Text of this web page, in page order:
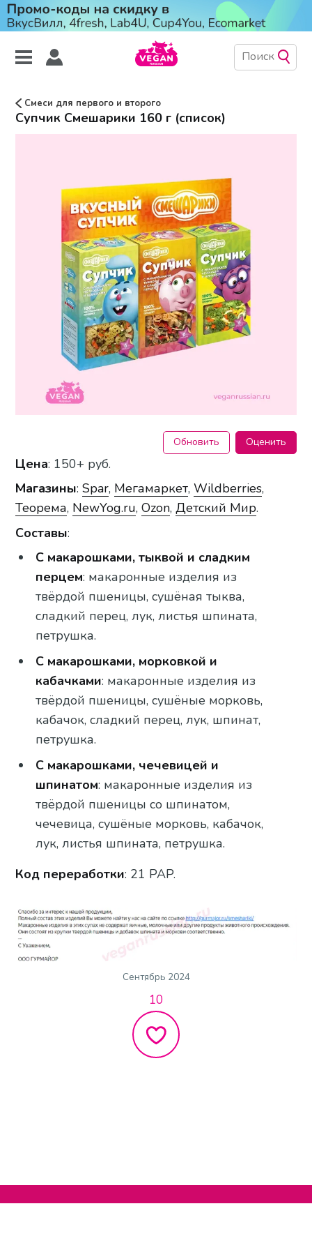
Смеси для первого и второго
Супчик Смешарики 160 г (список)
Обновить Оценить
Цена: 150+ руб.
Магазины:Spar, Мегамаркет,Wildberries,
Теорема, NewYog.ru,Ozon,Детский Мир.
Составы:
С макарошками, тыквой и сладким
перцем: макаронные изделия из
твёрдой пшеницы, сушёная тыква,
сладкий перец, лук, листья шпината,
петрушка.
С макарошками, морковкой и
кабачками: макаронные изделия из
твёрдой пшеницы, сушёные морковь,
кабачок, сладкий перец, лук, шпинат,
петрушка.
С макарошками, чечевицей и
шпинатом: макаронные изделия из
твёрдой пшеницы со шпинатом,
чечевица, сушёные морковь, кабачок,
лук, листья шпината, петрушка.
Код переработки: 21 PAP.
Сентябрь 2024
10